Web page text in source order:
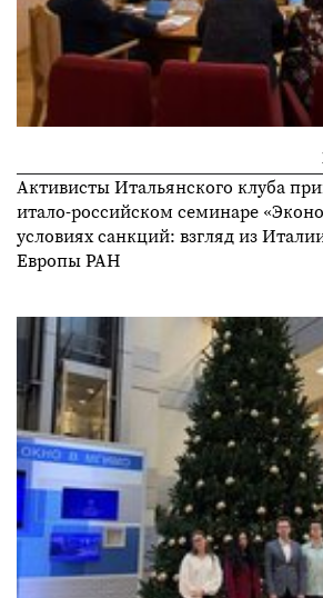
Активисты Итальянского клуба
итало-российском семинаре
условиях санкций: взгляд из
Европы РАН